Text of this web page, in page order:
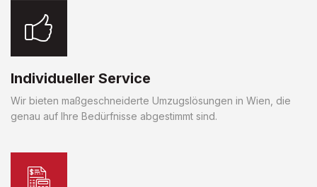
Individueller Service
Wir bieten maßgeschneiderte Umzugslösungen in Wien, die
genau auf Ihre Bedürfnisse abgestimmt sind.